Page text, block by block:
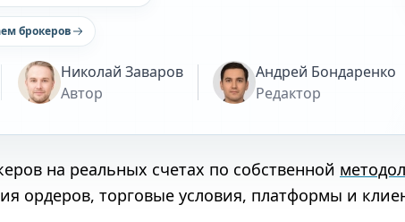
брокеров
Николай Заваров
Автор
Андрей Бондаренко
Редактор
на реальных счетах по собственной
ордеров, торговые условия, платформы и